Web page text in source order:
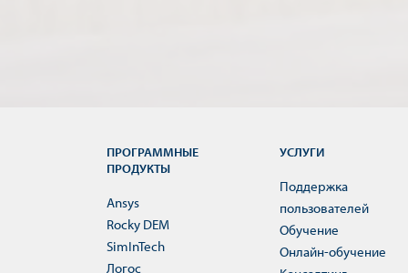
ПРОГРАММНЫЕ
ПРОДУКТЫ
Ansys
Rocky DEM
SimInTech
Логос
УСЛУГИ
Поддержка
пользователей
Обучение
Онлайн-обучение